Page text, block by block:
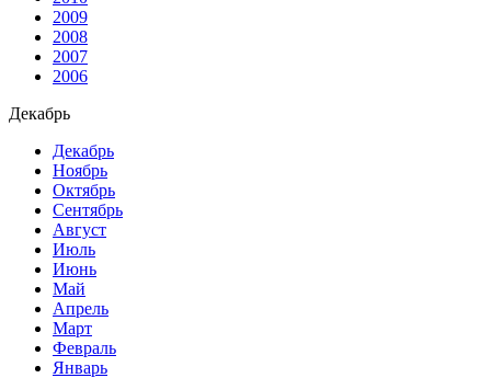
2009
2008
2007
2006
Декабрь
Декабрь
Ноябрь
Октябрь
Сентябрь
Август
Июль
Июнь
Май
Апрель
Март
Февраль
Январь